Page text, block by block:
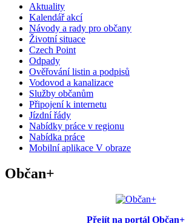
Aktuality
Kalendář akcí
Návody a rady pro občany
Životní situace
Czech Point
Odpady
Ověřování listin a podpisů
Vodovod a kanalizace
Služby občanům
Připojení k internetu
Jízdní řády
Nabídky práce v regionu
Nabídka práce
Mobilní aplikace V obraze
Občan+
Přejít na portál Občan+